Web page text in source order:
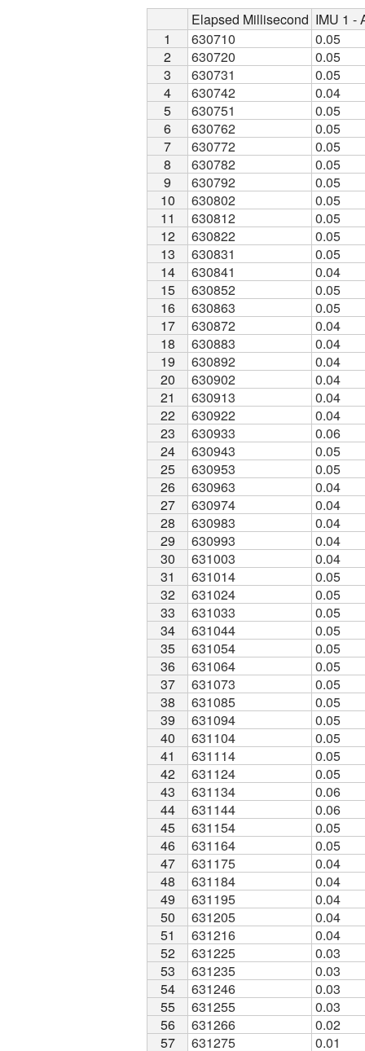
Elapsed Millisecond IMU 1 -
1
630710
0.05
2
630720
0.05
3
630731
0.05
4
630742
0.04
5
630751
0.05
6
630762
0.05
7
630772
0.05
8
630782
0.05
9
630792
0.05
10
630802
0.05
11
630812
0.05
12
630822
0.05
13
630831
0.05
14
630841
0.04
15
630852
0.05
16
630863
0.05
17
630872
0.04
18
630883
0.04
19
630892
0.04
20
630902
0.04
21
630913
0.04
22
630922
0.04
23
630933
0.06
24
630943
0.05
25
630953
0.05
26
630963
0.04
27
630974
0.04
28
630983
0.04
29
630993
0.04
30
631003
0.04
31
631014
0.05
32
631024
0.05
33
631033
0.05
34
631044
0.05
35
631054
0.05
36
631064
0.05
37
631073
0.05
38
631085
0.05
39
631094
0.05
40
631104
0.05
41
631114
0.05
42
631124
0.05
43
631134
0.06
44
631144
0.06
45
631154
0.05
46
631164
0.05
47
631175
0.04
48
631184
0.04
49
631195
0.04
50
631205
0.04
51
631216
0.04
52
631225
0.03
53
631235
0.03
54
631246
0.03
55
631255
0.03
56
631266
0.02
57
631275
0.01
Elapsed Millisecond IMU 1 -
1
2
3
4
5
6
7
8
9
10
11
12
13
14
15
16
17
18
19
20
21
22
23
24
25
26
27
28
29
30
31
32
33
34
35
36
37
38
39
40
41
42
43
44
45
46
47
48
49
50
51
52
53
54
55
56
57